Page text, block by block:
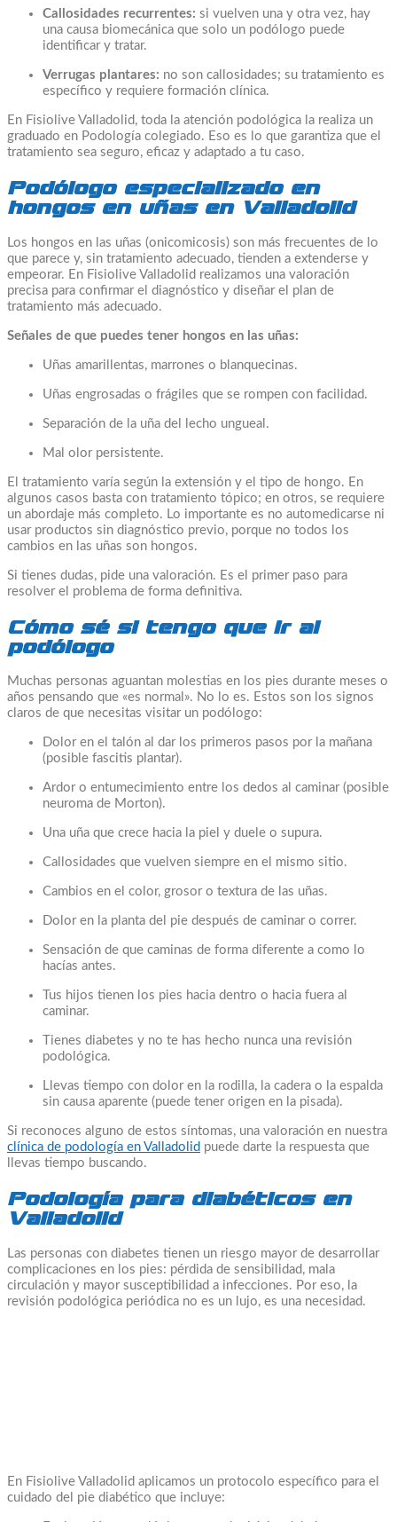
Callosidades recurrentes: si vuelven una y otra vez, hay
una causa biomecánica que solo un podólogo puede
identificar y tratar.
Verrugas plantares: no son callosidades; su tratamiento es
específico y requiere formación clínica.
En Fisiolive Valladolid, toda la atención podológica la realiza un
graduado en Podología colegiado. Eso es lo que garantiza que el
tratamiento sea seguro, eficaz y adaptado a tu caso.
Podólogo especializado en
hongos en uñas en Valladolid
Los hongos en las uñas (onicomicosis) son más frecuentes de lo
que parece y, sin tratamiento adecuado, tienden a extenderse y
empeorar. En Fisiolive Valladolid realizamos una valoración
precisa para confirmar el diagnóstico y diseñar el plan de
tratamiento más adecuado.
Señales de que puedes tener hongos en las uñas:
Uñas amarillentas, marrones o blanquecinas.
Uñas engrosadas o frágiles que se rompen con facilidad.
Separación de la uña del lecho ungueal.
Mal olor persistente.
El tratamiento varía según la extensión y el tipo de hongo. En
algunos casos basta con tratamiento tópico; en otros, se requiere
un abordaje más completo. Lo importante es no automedicarse ni
usar productos sin diagnóstico previo, porque no todos los
cambios en las uñas son hongos.
Si tienes dudas, pide una valoración. Es el primer paso para
resolver el problema de forma definitiva.
Cómo sé si tengo que ir al
podólogo
Muchas personas aguantan molestias en los pies durante meses o
años pensando que «es normal». No lo es. Estos son los signos
claros de que necesitas visitar un podólogo:
Dolor en el talón al dar los primeros pasos por la mañana
(posible fascitis plantar).
Ardor o entumecimiento entre los dedos al caminar (posible
neuroma de Morton).
Una uña que crece hacia la piel y duele o supura.
Callosidades que vuelven siempre en el mismo sitio.
Cambios en el color, grosor o textura de las uñas.
Dolor en la planta del pie después de caminar o correr.
Sensación de que caminas de forma diferente a como lo
hacías antes.
Tus hijos tienen los pies hacia dentro o hacia fuera al
caminar.
Tienes diabetes y no te has hecho nunca una revisión
podológica.
Llevas tiempo con dolor en la rodilla, la cadera o la espalda
sin causa aparente (puede tener origen en la pisada).
Si reconoces alguno de estos síntomas, una valoración en nuestra
clínica de podología en Valladolid puede darte la respuesta que
llevas tiempo buscando.
Podología para diabéticos en
Valladolid
Las personas con diabetes tienen un riesgo mayor de desarrollar
complicaciones en los pies: pérdida de sensibilidad, mala
circulación y mayor susceptibilidad a infecciones. Por eso, la
revisión podológica periódica no es un lujo, es una necesidad.
En Fisiolive Valladolid aplicamos un protocolo específico para el
cuidado del pie diabético que incluye: